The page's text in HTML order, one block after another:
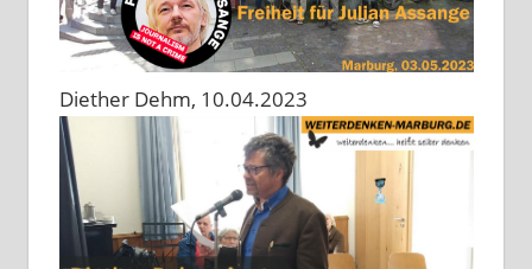
Diether Dehm, 10.04.2023